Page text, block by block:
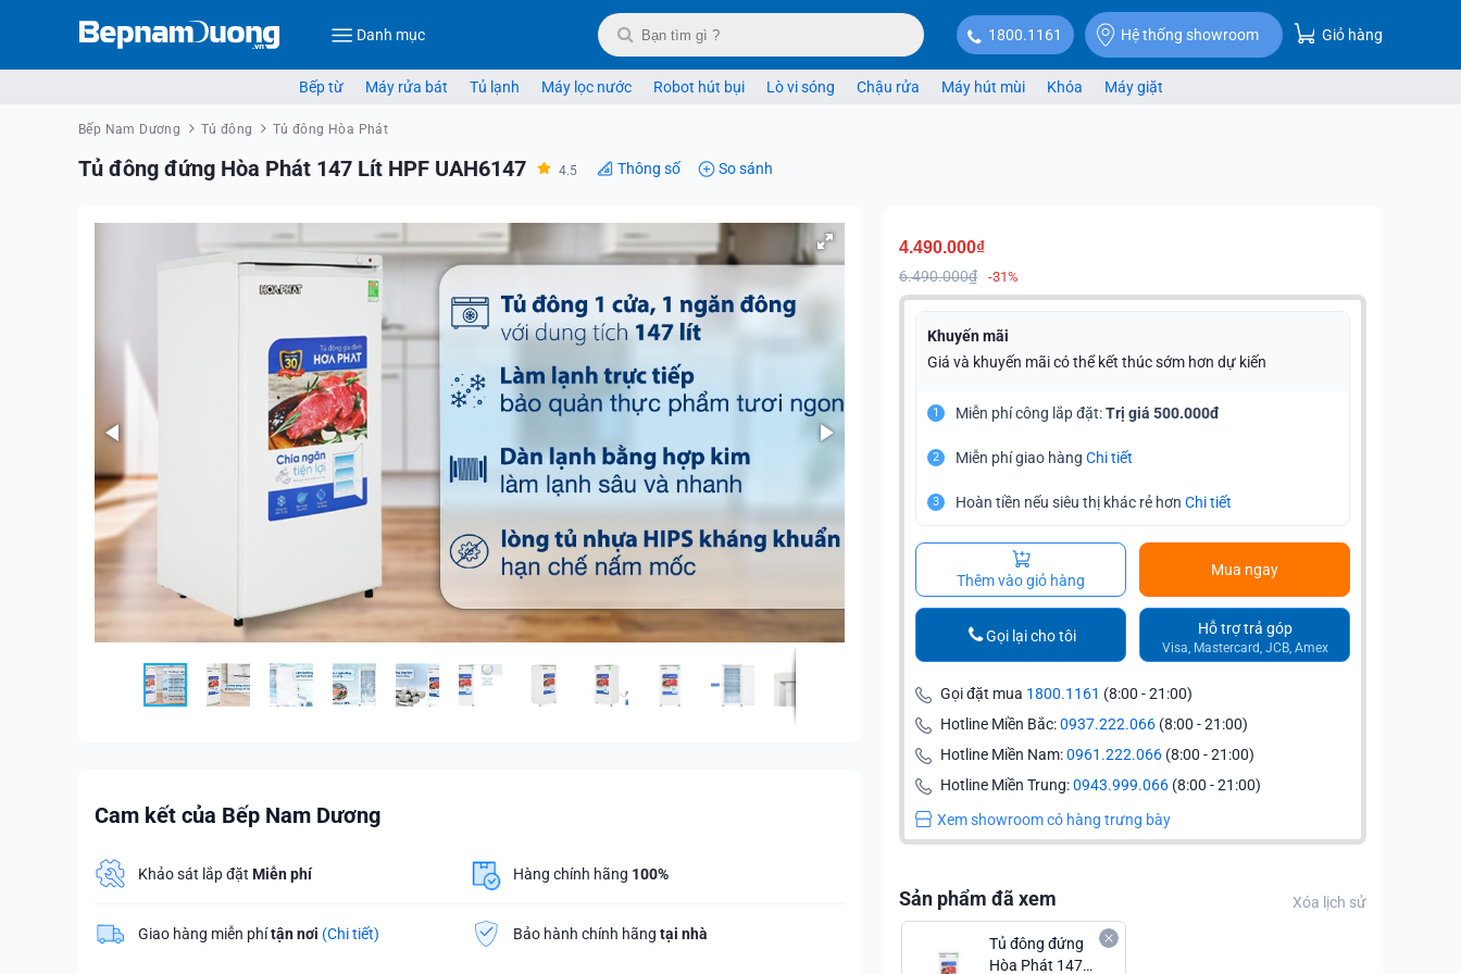
Danh mục 1800.1161 Hệ thống showroom Giỏ hàng
Bếp từ Máy rửa bát Tủ lạnh Máy lọc nước Robot hút bụi Lò vi sóng Chậu rửa Máy hút mùi Khóa Máy giặt
Bếp Nam Dương Tủ đông Tủ đông Hòa Phát
Tủ đông đứng Hòa Phát 147 Lít HPF UAH6147 4.5 Thông số So sánh
Cam kết của Bếp Nam Dương
Khảo sát lắp đặt Miễn phí Hàng chính hãng 100%
Giao hàng miễn phítận nơi (Chi tiết) Bảo hành chính hãng tại nhà
4.490.000₫
6.490.000₫ -31%
Khuyến mãi
Giá và khuyến mãi có thể kết thúc sớm hơn dự kiến
1 Miễn phí công lắp đặt:Trị giá 500.000đ
2 Miễn phí giao hàng Chi tiết
3 Hoàn tiền nếu siêu thị khác rẻ hơn Chi tiết
Thêm vào giỏ hàng
Mua ngay
Hỗ trợ trả góp
Visa, Mastercard, JCB, Amex
Gọi lại cho tôi
Gọi đặt mua 1800.1161 (8:00 - 21:00)
Hotline Miền Bắc:0937.222.066 (8:00 - 21:00)
Hotline Miền Nam:0961.222.066 (8:00 - 21:00)
Hotline Miền Trung:0943.999.066 (8:00 - 21:00)
Xem showroom có hàng trưng bày
Sản phẩm đã xem Xóa lịch sử
Tủ đông đứng
Hòa Phát 147